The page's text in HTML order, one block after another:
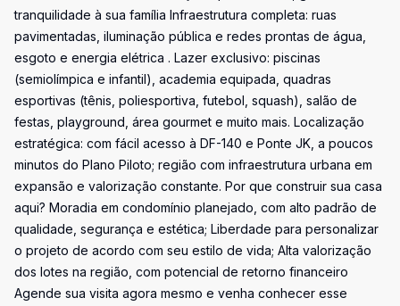
tranquilidade à sua família Infraestrutura completa: ruas
pavimentadas, iluminação pública e redes prontas de água,
esgoto e energia elétrica . Lazer exclusivo: piscinas
(semiolímpica e infantil), academia equipada, quadras
esportivas (tênis, poliesportiva, futebol, squash), salão de
festas, playground, área gourmet e muito mais. Localização
estratégica: com fácil acesso à DF-140 e Ponte JK, a poucos
minutos do Plano Piloto; região com infraestrutura urbana em
expansão e valorização constante. Por que construir sua casa
aqui? Moradia em condomínio planejado, com alto padrão de
qualidade, segurança e estética; Liberdade para personalizar
o projeto de acordo com seu estilo de vida; Alta valorização
dos lotes na região, com potencial de retorno financeiro
Agende sua visita agora mesmo e venha conhecer esse